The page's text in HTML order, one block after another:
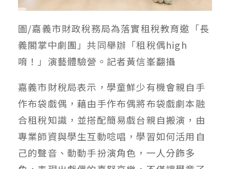
圖/嘉義市財政稅務局為落實租稅教育邀「長
義閣掌中劇團」共同舉辦「租稅偶high
唷！」演藝體驗營。記者黃信峯翻攝
嘉義市財稅局表示，學童鮮少有機會親自手
作布袋戲偶，藉由手作布偶將布袋戲劇本融
合租稅知識，並搭配簡易戲台親自搬演，由
專業師資與學生互動唸唱，學習如何活用自
己的聲音、動動手扮演角色，一人分飾多